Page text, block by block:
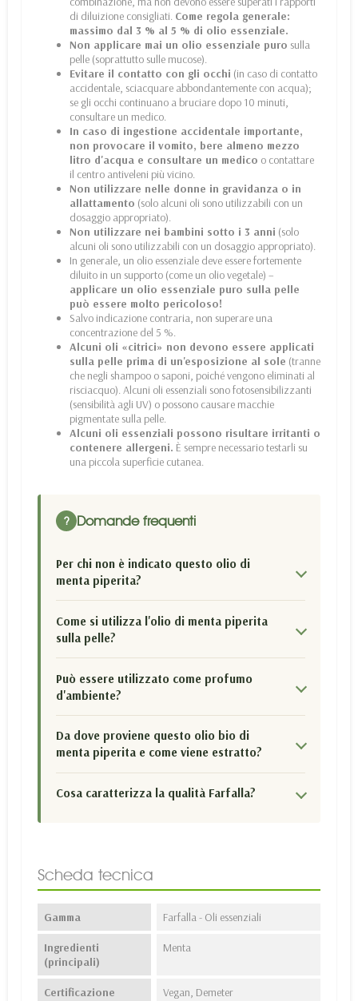
di diluizione consigliati. Come regola generale:
massimo dal 3 % al 5 % di olio essenziale.
Non applicare mai un olio essenziale puro sulla
pelle (soprattutto sulle mucose).
Evitare il contatto con gli occhi (in caso di contatto
accidentale, sciacquare abbondantemente con acqua);
se gli occhi continuano a bruciare dopo 10 minuti,
consultare un medico.
In caso di ingestione accidentale importante,
non provocare il vomito, bere almeno mezzo
litro d'acqua e consultare un medico o contattare
il centro antiveleni più vicino.
Non utilizzare nelle donne in gravidanza o in
allattamento (solo alcuni oli sono utilizzabili con un
dosaggio appropriato).
Non utilizzare nei bambini sotto i 3 anni (solo
alcuni oli sono utilizzabili con un dosaggio appropriato).
In generale, un olio essenziale deve essere fortemente
diluito in un supporto (come un olio vegetale) –
applicare un olio essenziale puro sulla pelle
può essere molto pericoloso!
Salvo indicazione contraria, non superare una
concentrazione del 5 %.
Alcuni oli «citrici» non devono essere applicati
sulla pelle prima di un'esposizione al sole (tranne
che negli shampoo o saponi, poiché vengono eliminati al
risciacquo). Alcuni oli essenziali sono fotosensibilizzanti
(sensibilità agli UV) o possono causare macchie
pigmentate sulla pelle.
Alcuni oli essenziali possono risultare irritanti o
contenere allergeni. È sempre necessario testarli su
una piccola superficie cutanea.
? Domande frequenti
Per chi non è indicato questo olio di
menta piperita?
Come si utilizza l'olio di menta piperita
sulla pelle?
Può essere utilizzato come profumo
d'ambiente?
Da dove proviene questo olio bio di
menta piperita e come viene estratto?
Cosa caratterizza la qualità Farfalla?
Scheda tecnica
Gamma Farfalla - Oli essenziali
Ingredienti
(principali)
Menta
Certificazione Vegan, Demeter